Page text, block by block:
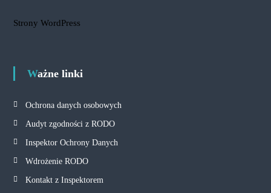
Strony WordPress
Ważne linki
Ochrona danych osobowych
Audyt zgodności z RODO
Inspektor Ochrony Danych
Wdrożenie RODO
Kontakt z Inspektorem